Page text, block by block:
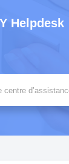
Helpdesk